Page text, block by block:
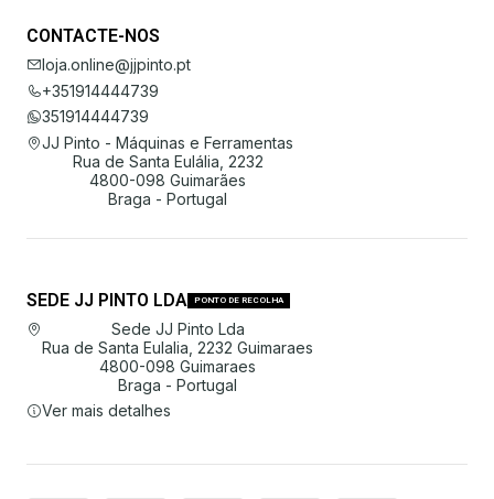
CONTACTE-NOS
loja.online@jjpinto.pt
+351914444739
351914444739
JJ Pinto - Máquinas e Ferramentas
Rua de Santa Eulália, 2232
4800-098 Guimarães
Braga - Portugal
SEDE JJ PINTO LDA PONTO DE RECOLHA
Sede JJ Pinto Lda
Rua de Santa Eulalia, 2232 Guimaraes
4800-098 Guimaraes
Braga - Portugal
Ver mais detalhes